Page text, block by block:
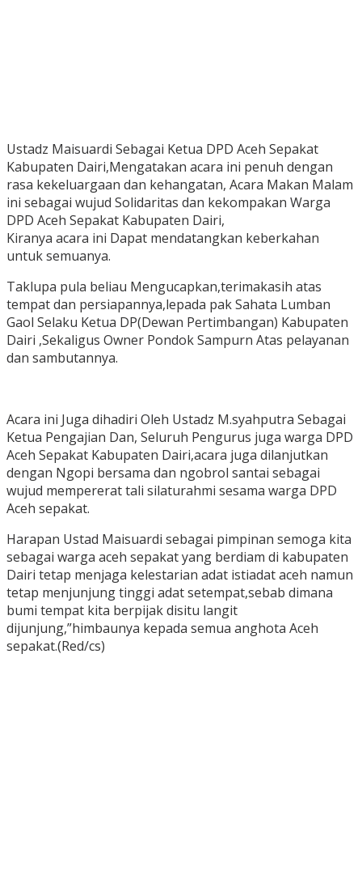
Ustadz Maisuardi Sebagai Ketua DPD Aceh Sepakat
Kabupaten Dairi,Mengatakan acara ini penuh dengan
rasa kekeluargaan dan kehangatan, Acara Makan Malam
ini sebagai wujud Solidaritas dan kekompakan Warga
DPD Aceh Sepakat Kabupaten Dairi,
Kiranya acara ini Dapat mendatangkan keberkahan
untuk semuanya.
Taklupa pula beliau Mengucapkan,terimakasih atas
tempat dan persiapannya,lepada pak Sahata Lumban
Gaol Selaku Ketua DP(Dewan Pertimbangan) Kabupaten
Dairi ,Sekaligus Owner Pondok Sampurn Atas pelayanan
dan sambutannya.
Acara ini Juga dihadiri Oleh Ustadz M.syahputra Sebagai
Ketua Pengajian Dan, Seluruh Pengurus juga warga DPD
Aceh Sepakat Kabupaten Dairi,acara juga dilanjutkan
dengan Ngopi bersama dan ngobrol santai sebagai
wujud mempererat tali silaturahmi sesama warga DPD
Aceh sepakat.
Harapan Ustad Maisuardi sebagai pimpinan semoga kita
sebagai warga aceh sepakat yang berdiam di kabupaten
Dairi tetap menjaga kelestarian adat istiadat aceh namun
tetap menjunjung tinggi adat setempat,sebab dimana
bumi tempat kita berpijak disitu langit
dijunjung,”himbaunya kepada semua anghota Aceh
sepakat.(Red/cs)